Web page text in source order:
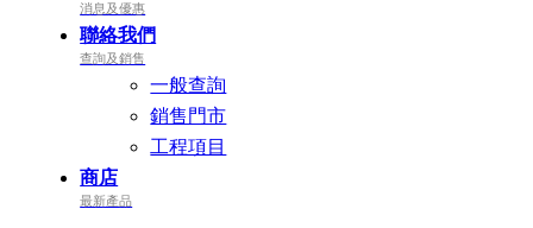
消息及優惠
聯絡我們
查詢及銷售
一般查詢
銷售門市
工程項目
商店
最新產品